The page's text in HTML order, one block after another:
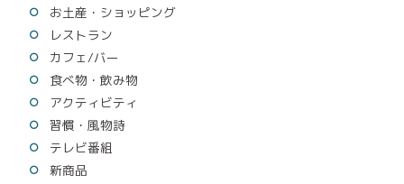
お土産・ショッピング
レストラン
カフェ/バー
食べ物・飲み物
アクティビティ
習慣・風物詩
テレビ番組
新商品